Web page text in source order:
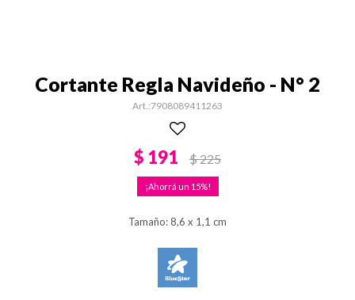
Cortante Regla Navideño - N° 2
7908089411263
$ 191 $225
15
Tamaño: 8,6 x 1,1 cm